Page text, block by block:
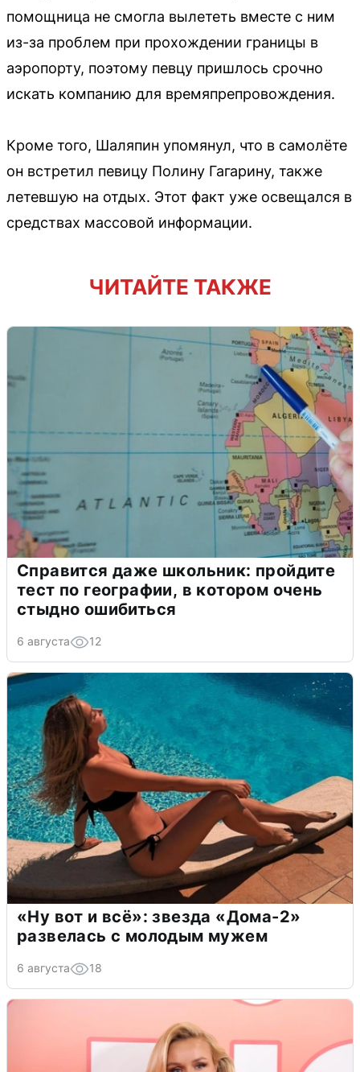
помощница не смогла вылететь вместе с ним
из-за проблем при прохождении границы в
аэропорту, поэтому певцу пришлось срочно
искать компанию для времяпрепровождения.
Кроме того, Шаляпин упомянул, что в самолёте
он встретил певицу Полину Гагарину, также
летевшую на отдых. Этот факт уже освещался в
средствах массовой информации.
ЧИТАЙТЕ ТАКЖЕ
Справится даже школьник: пройдите
тест по географии, в котором очень
стыдно ошибиться
6 августа 12
«Ну вот и всё»: звезда «Дома-2»
развелась с молодым мужем
6 августа 18